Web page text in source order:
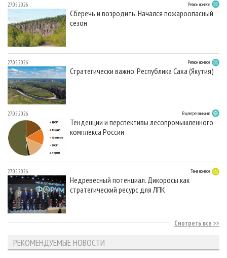
27.05.2026 Регион номера
Сберечь и возродить. Начался пожароопасный
сезон
27.05.2026 Регион номера
Стратегически важно. Республика Саха (Якутия)
27.05.2026 В центре внимания
Тенденции и перспективы лесопромышленного
комплекса России
27.05.2026 Тема номера
Недревесный потенциал. Дикоросы как
стратегический ресурс для ЛПК
Смотреть все
РЕКОМЕНДУЕМЫЕ НОВОСТИ